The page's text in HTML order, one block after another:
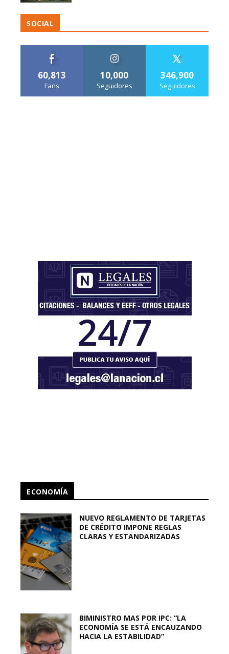
SOCIAL
60,813
Fans
10,000
Seguidores
346,900
Seguidores
ECONOMÍA
NUEVO REGLAMENTO DE TARJETAS
DE CRÉDITO IMPONE REGLAS
CLARAS Y ESTANDARIZADAS
BIMINISTRO MAS POR IPC: “LA
ECONOMÍA SE ESTÁ ENCAUZANDO
HACIA LA ESTABILIDAD”